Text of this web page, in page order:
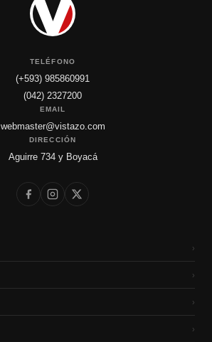
TELÉFONO
(+593) 985860991
(042) 2327200
EMAIL
webmaster@vistazo.com
DIRECCIÓN
Aguirre 734 y Boyacá
›
›
›
›